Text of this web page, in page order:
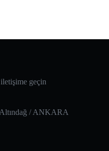
geçin
/ ANKARA